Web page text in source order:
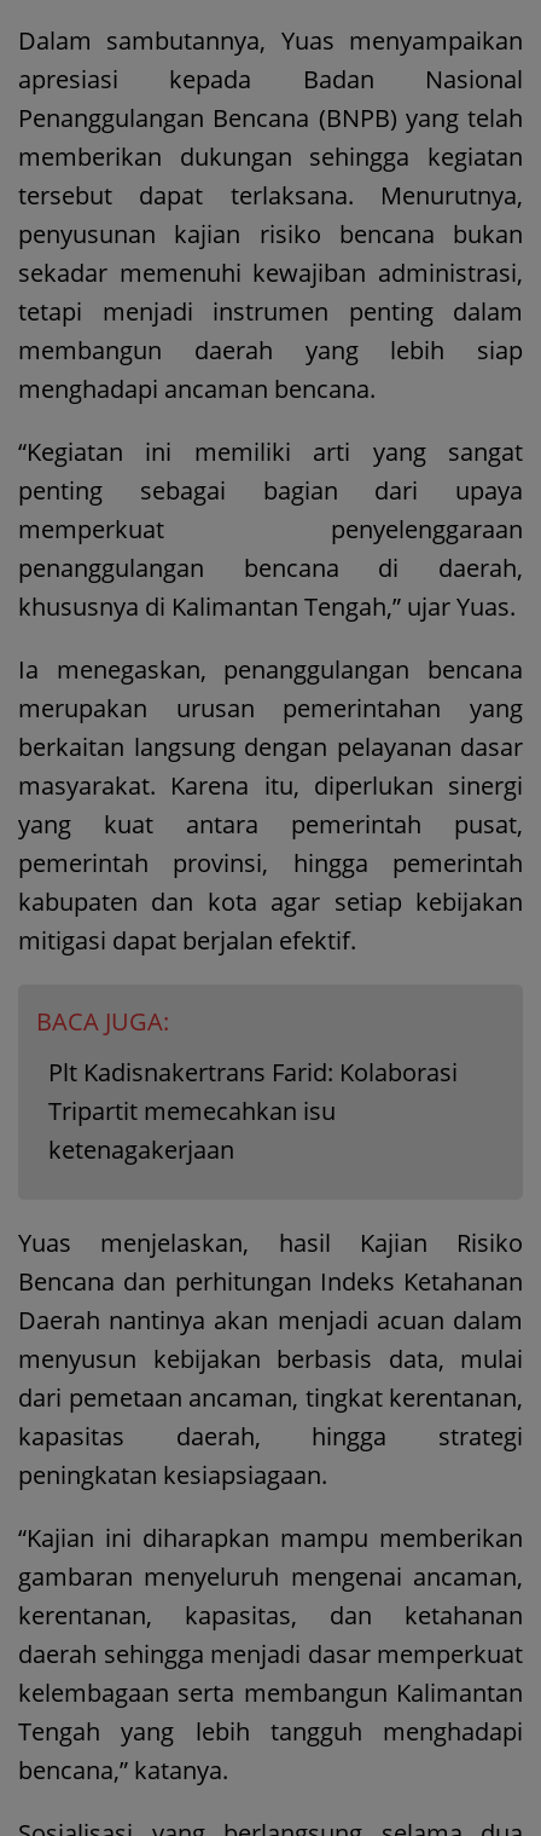
Dalam sambutannya, Yuas menyampaikan
apresiasi kepada Badan Nasional
Penanggulangan Bencana (BNPB) yang telah
memberikan dukungan sehingga kegiatan
tersebut dapat terlaksana. Menurutnya,
penyusunan kajian risiko bencana bukan
sekadar memenuhi kewajiban administrasi,
tetapi menjadi instrumen penting dalam
membangun daerah yang lebih siap
menghadapi ancaman bencana.
“Kegiatan ini memiliki arti yang sangat
penting sebagai bagian dari upaya
memperkuat penyelenggaraan
penanggulangan bencana di daerah,
khususnya di Kalimantan Tengah,” ujar Yuas.
Ia menegaskan, penanggulangan bencana
merupakan urusan pemerintahan yang
berkaitan langsung dengan pelayanan dasar
masyarakat. Karena itu, diperlukan sinergi
yang kuat antara pemerintah pusat,
pemerintah provinsi, hingga pemerintah
kabupaten dan kota agar setiap kebijakan
mitigasi dapat berjalan efektif.
BACA JUGA:
Plt Kadisnakertrans Farid: Kolaborasi
Tripartit memecahkan isu
ketenagakerjaan
Yuas menjelaskan, hasil Kajian Risiko
Bencana dan perhitungan Indeks Ketahanan
Daerah nantinya akan menjadi acuan dalam
menyusun kebijakan berbasis data, mulai
dari pemetaan ancaman, tingkat kerentanan,
kapasitas daerah, hingga strategi
peningkatan kesiapsiagaan.
“Kajian ini diharapkan mampu memberikan
gambaran menyeluruh mengenai ancaman,
kerentanan, kapasitas, dan ketahanan
daerah sehingga menjadi dasar memperkuat
kelembagaan serta membangun Kalimantan
Tengah yang lebih tangguh menghadapi
bencana,” katanya.